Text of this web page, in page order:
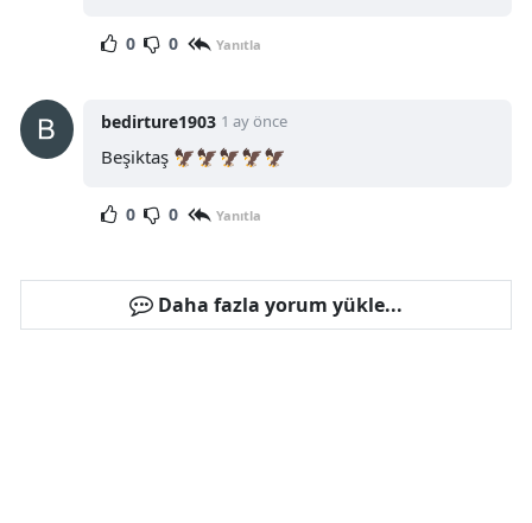
0 0 Yanıtla
bedirture1903 1 ay önce
Beşiktaş 🦅🦅🦅🦅🦅
0 0 Yanıtla
Daha fazla yorum yükle...